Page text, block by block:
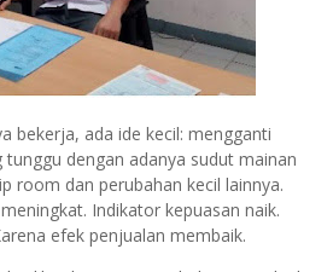
bekerja, ada ide kecil: mengganti
dengan adanya sudut mainan
room dan perubahan kecil lainnya.
Indikator kepuasan naik.
efek penjualan membaik.